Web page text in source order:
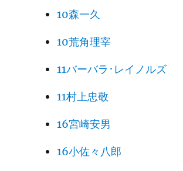
10森一久
10荒角理宰
11バーバラ･レイノルズ
11村上忠敬
16宮崎安男
16小佐々八郎